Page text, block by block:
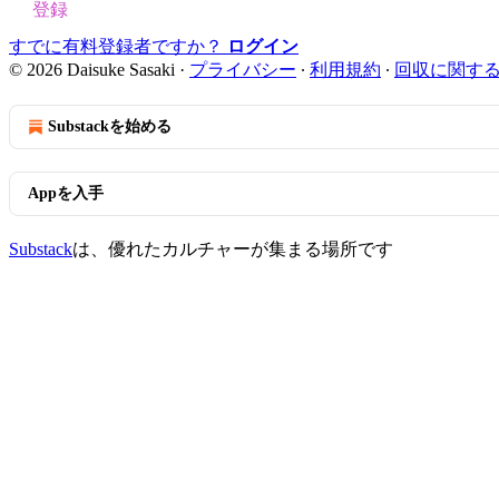
登録
すでに有料登録者ですか？
ログイン
© 2026 Daisuke Sasaki · プライバシー ∙ 利用規約 ∙ 回収に関す
Substackを始める
Appを入手
Substackは、優れたカルチャーが集まる場所です